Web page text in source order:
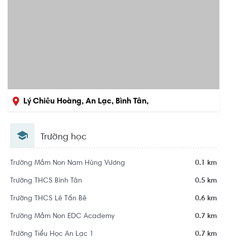
Lý Chiêu Hoàng, An Lạc, Bình Tân,
Trường học
Trường Mầm Non Nam Hùng Vương 0.1 km
Trường THCS Bình Tân 0.5 km
Trường THCS Lê Tấn Bê 0.6 km
Trường Mầm Non EDC Academy 0.7 km
Trường Tiểu Học An Lạc 1 0.7 km